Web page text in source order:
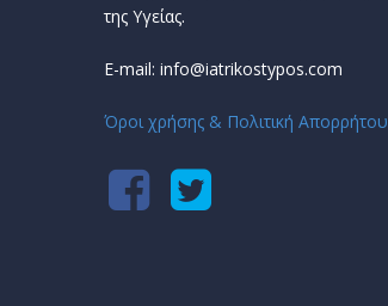
της Υγείας.
E-mail: info@iatrikostypos.com
Όροι χρήσης & Πολιτική Απορρήτου